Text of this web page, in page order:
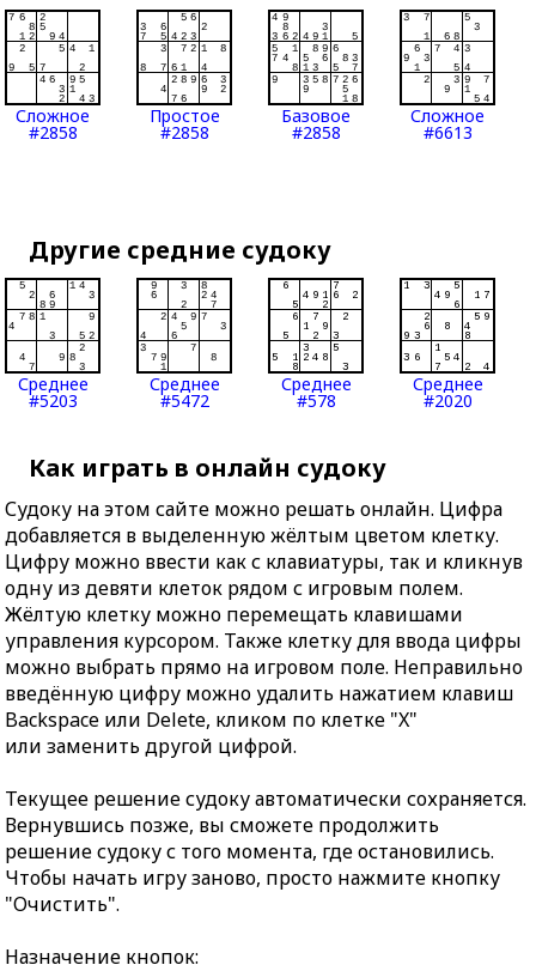
Сложное
#2858
Простое
#2858
Базовое
#2858
Сложное
#6613
Другие средние судоку
Среднее
#5203
Среднее
#5472
Среднее
#578
Среднее
#2020
Как играть в онлайн судоку
Судоку на этом сайте можно решать онлайн. Цифра
добавляется в выделенную жёлтым цветом клетку.
Цифру можно ввести как с клавиатуры, так и кликнув
одну из девяти клеток рядом с игровым полем.
Жёлтую клетку можно перемещать клавишами
управления курсором. Также клетку для ввода цифры
можно выбрать прямо на игровом поле. Неправильно
введённую цифру можно удалить нажатием клавиш
Backspace или Delete, кликом по клетке "X"
или заменить другой цифрой.
Текущее решение судоку автоматически сохраняется.
Вернувшись позже, вы сможете продолжить
решение судоку с того момента, где остановились.
Чтобы начать игру заново, просто нажмите кнопку
"Очистить".
Назначение кнопок: